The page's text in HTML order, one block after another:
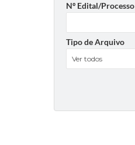
Nº Edital/Processo
Tipo de Arquivo